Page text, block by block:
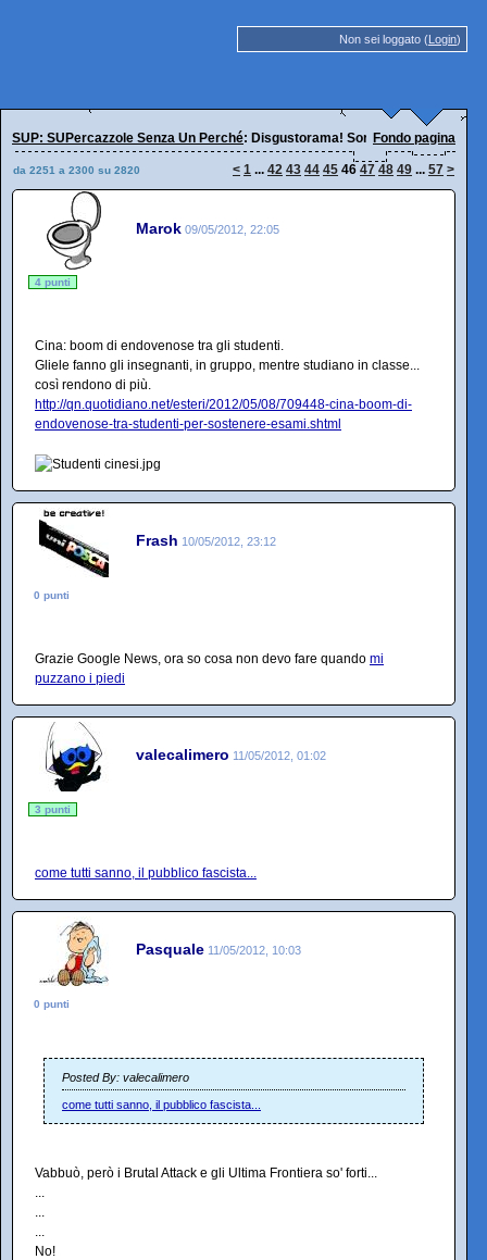
Non sei loggato (Login)
SUP: SUPercazzole Senza Un Perché: Disgustorama! Sorridi, oggi è peggio.
Fondo pagina
da 2251 a 2300 su 2820 < 1 ... 42 43 44 45 46 47 48 49 ... 57 >
Marok 09/05/2012, 22:05
4 punti
Cina: boom di endovenose tra gli studenti.
Gliele fanno gli insegnanti, in gruppo, mentre studiano in classe...
così rendono di più.
http://qn.quotidiano.net/esteri/2012/05/08/709448-cina-boom-di-
endovenose-tra-studenti-per-sostenere-esami.shtml
Frash 10/05/2012, 23:12
0 punti
Grazie Google News, ora so cosa non devo fare quando mi
puzzano i piedi
valecalimero 11/05/2012, 01:02
3 punti
come tutti sanno, il pubblico fascista...
Pasquale 11/05/2012, 10:03
0 punti
Posted By: valecalimero
come tutti sanno, il pubblico fascista...
Vabbuò, però i Brutal Attack e gli Ultima Frontiera so' forti...
...
...
...
No!